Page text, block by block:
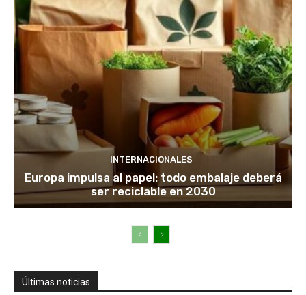
INTERNACIONALES
Europa impulsa al papel: todo embalaje deberá
ser reciclable en 2030
Últimas noticias